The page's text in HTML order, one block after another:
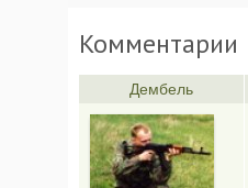
Комментарии
Дембель